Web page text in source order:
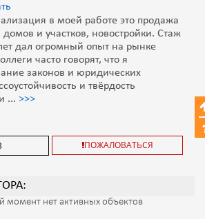
в моей работе это продажа
и участков, новостройки. Стаж
дал огромный опыт на рынке
часто говорят, что я
законов и юридических
и твёрдость
... >>>
ПОЖАЛОВАТЬСЯ
момент нет активных объектов